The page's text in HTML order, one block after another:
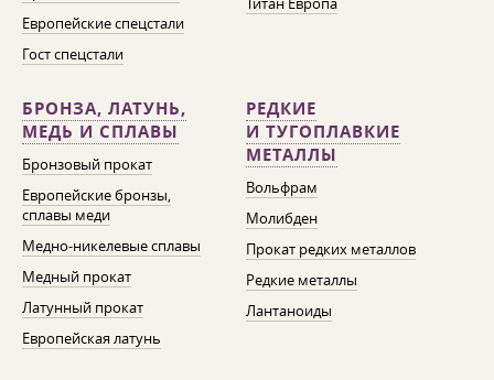
Европейские спецстали
Гост спецстали
БРОНЗА, ЛАТУНЬ,
МЕДЬ И СПЛАВЫ
Бронзовый прокат
Европейские бронзы,
сплавы меди
Медно-никелевые сплавы
Медный прокат
Латунный прокат
Европейская латунь
РЕДКИЕ
И ТУГОПЛАВКИЕ
МЕТАЛЛЫ
Вольфрам
Молибден
Прокат редких металлов
Редкие металлы
Лантаноиды